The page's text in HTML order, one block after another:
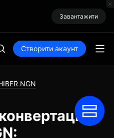
Завантажити
Створити акаунт
NGN